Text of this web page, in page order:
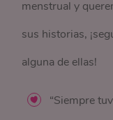
menstrual y
sus historias,
alguna de ellas!
“Siempre